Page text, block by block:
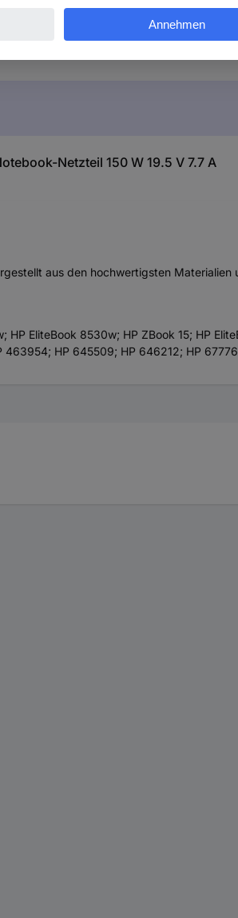
Netzteil 150 W 19.5 V 7.7 A
aus den hochwertigsten Materialien
EliteBook 8530w; HP ZBook 15; HP
HP 645509; HP 646212; HP